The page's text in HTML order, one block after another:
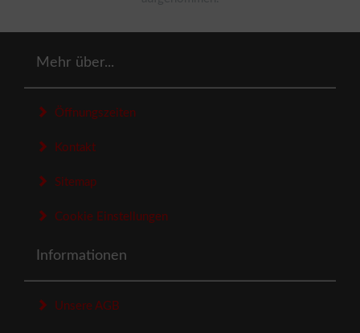
Mehr über...
Öffnungszeiten
Kontakt
Sitemap
Cookie Einstellungen
Informationen
Unsere AGB